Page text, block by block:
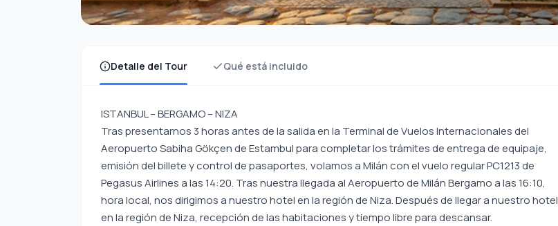
Detalle del Tour Qué está incluido
ISTANBUL – BERGAMO – NIZA
Tras presentarnos 3 horas antes de la salida en la Terminal de Vuelos Internacionales del
Aeropuerto Sabiha Gökçen de Estambul para completar los trámites de entrega de equipaje,
emisión del billete y control de pasaportes, volamos a Milán con el vuelo regular PC1213 de
Pegasus Airlines a las 14:20. Tras nuestra llegada al Aeropuerto de Milán Bergamo a las 16:10,
hora local, nos dirigimos a nuestro hotel en la región de Niza. Después de llegar a nuestro hotel
en la región de Niza, recepción de las habitaciones y tiempo libre para descansar.